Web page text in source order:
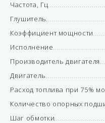
Частота, Гц
Глушитель
Коэффициент мощности
Исполнение
Производитель двигателя
Двигатель
Расход топлива при 75%
Количество опорных
Шаг обмотки